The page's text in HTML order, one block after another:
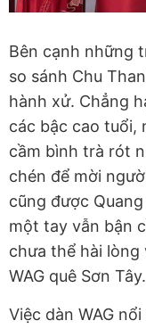
Bên cạnh những
so sánh Chu
hành xử. Chẳng
các bậc cao tuổi,
cầm bình trà rót
chén để mời
cũng được
một tay vẫn bận
chưa thể hài lòng
WAG quê Sơn Tây.
Việc dàn WAG